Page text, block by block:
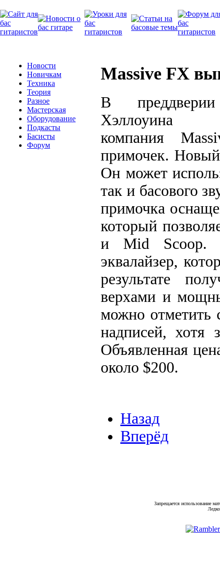
Новости
Новичкам
Техника
Теория
Разное
Мастерская
Оборудование
Подкасты
Басисты
Форум
Massive FX
В преддверии
Хэллоуина
компания
примочек.
Он может
так и басового
примочка
который
и Mid Scoop.
эквалайзер,
результате
верхами и
можно отметить
надписей, хотя
Объявленная
около $200.
Назад
Вперёд
Запрещается использование